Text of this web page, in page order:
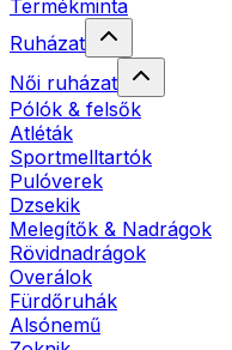
Termékminta
Ruházat
Női ruházat
Pólók & felsők
Atléták
Sportmelltartók
Pulóverek
Dzsekik
Melegítők & Nadrágok
Rövidnadrágok
Overálok
Fürdőruhák
Alsónemű